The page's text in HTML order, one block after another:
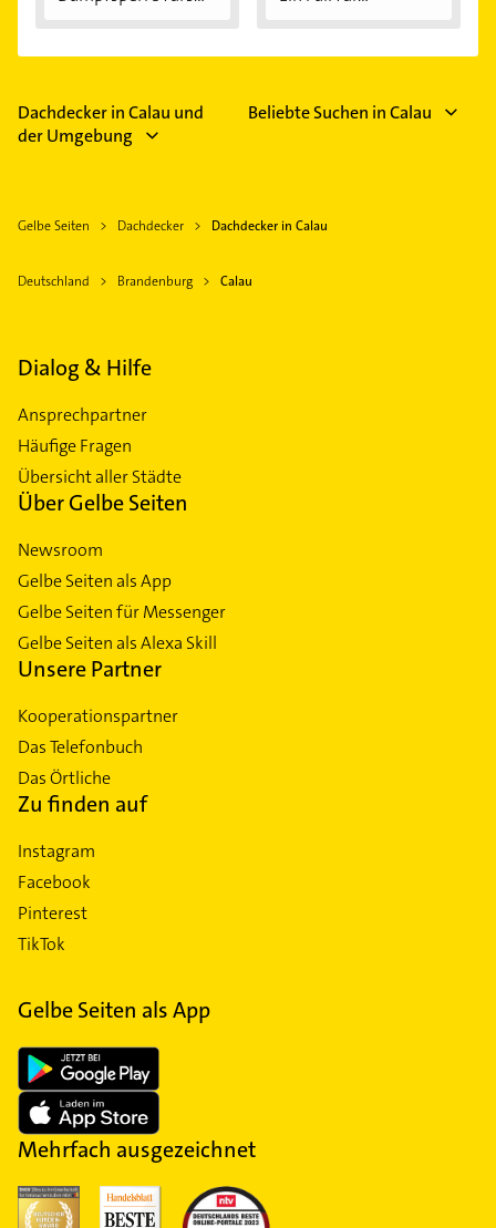
Dachdecker in Calau und
der Umgebung
Beliebte Suchen in Calau
Gelbe Seiten Dachdecker Dachdecker in Calau
Deutschland Brandenburg Calau
Dialog & Hilfe
Ansprechpartner
Häufige Fragen
Übersicht aller Städte
Über Gelbe Seiten
Newsroom
Gelbe Seiten als App
Gelbe Seiten für Messenger
Gelbe Seiten als Alexa Skill
Unsere Partner
Kooperationspartner
Das Telefonbuch
Das Örtliche
Zu finden auf
Instagram
Facebook
Pinterest
TikTok
Gelbe Seiten als App
Mehrfach ausgezeichnet